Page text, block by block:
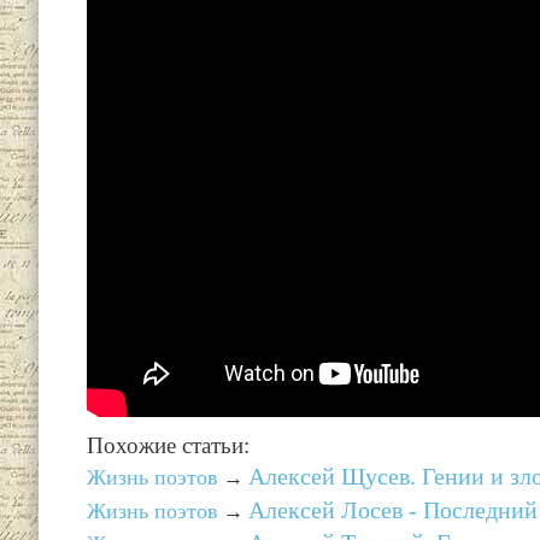
Похожие статьи:
Жизнь поэтов → Алексей Щусев. Гении и
Жизнь поэтов → Алексей Лосев -